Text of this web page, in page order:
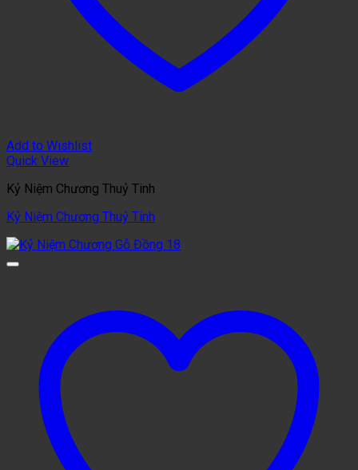
Add to Wishlist
Quick View
Kỷ Niệm Chương Thuỷ Tinh
Kỷ Niệm Chương Thuỷ Tinh